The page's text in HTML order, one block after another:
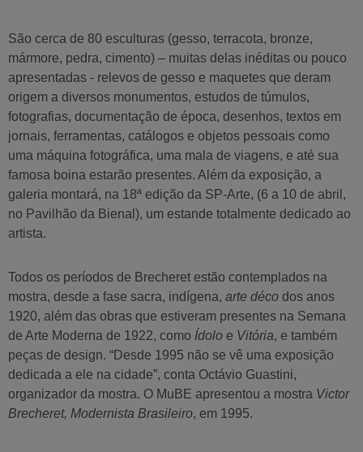
São cerca de 80 esculturas (gesso, terracota, bronze,
mármore, pedra, cimento) – muitas delas inéditas ou pouco
apresentadas - relevos de gesso e maquetes que deram
origem a diversos monumentos, estudos de túmulos,
fotografias, documentação de época, desenhos, textos em
jornais, ferramentas, catálogos e objetos pessoais como
uma máquina fotográfica, uma mala de viagens, e até sua
famosa boina estarão presentes. Além da exposição, a
galeria montará, na 18ª edição da SP-Arte, (6 a 10 de abril,
no Pavilhão da Bienal), um estande totalmente dedicado ao
artista.
Todos os períodos de Brecheret estão contemplados na
mostra, desde a fase sacra, indígena, arte déco dos anos
1920, além das obras que estiveram presentes na Semana
de Arte Moderna de 1922, como Ídolo e Vitória, e também
peças de design. “Desde 1995 não se vê uma exposição
dedicada a ele na cidade”, conta Octávio Guastini,
organizador da mostra. O MuBE apresentou a mostra Victor
Brecheret, Modernista Brasileiro, em 1995.